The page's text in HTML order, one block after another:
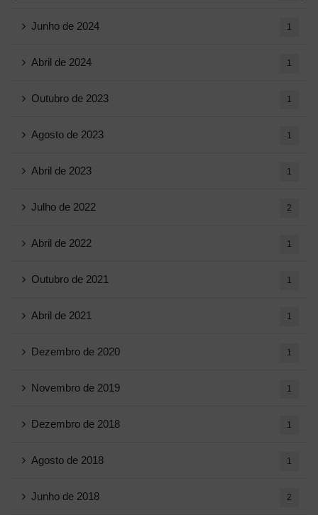
Junho de 2024 1
Abril de 2024 1
Outubro de 2023 1
Agosto de 2023 1
Abril de 2023 1
Julho de 2022 2
Abril de 2022 1
Outubro de 2021 1
Abril de 2021 1
Dezembro de 2020 1
Novembro de 2019 1
Dezembro de 2018 1
Agosto de 2018 1
Junho de 2018 2